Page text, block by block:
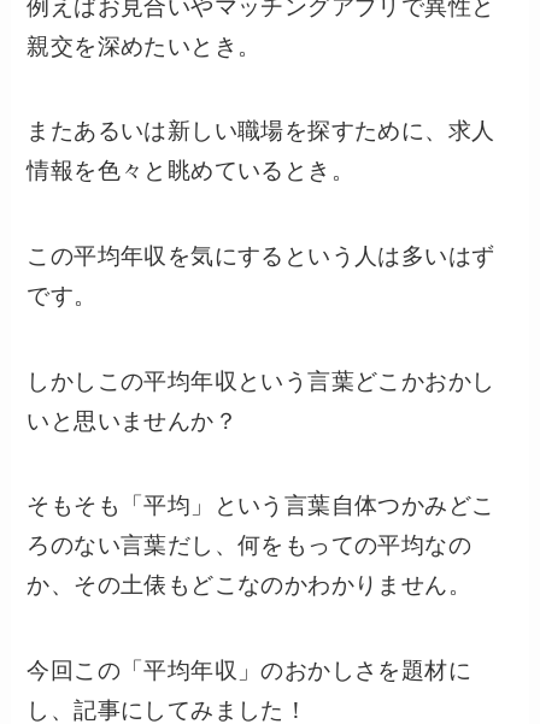
例えばお見合いやマッチングアプリで異性と
親交を深めたいとき。
またあるいは新しい職場を探すために、求人
情報を色々と眺めているとき。
この平均年収を気にするという人は多いはず
です。
しかしこの平均年収という言葉どこかおかし
いと思いませんか？
そもそも「平均」という言葉自体つかみどこ
ろのない言葉だし、何をもっての平均なの
か、その土俵もどこなのかわかりません。
今回この「平均年収」のおかしさを題材に
し、記事にしてみました！